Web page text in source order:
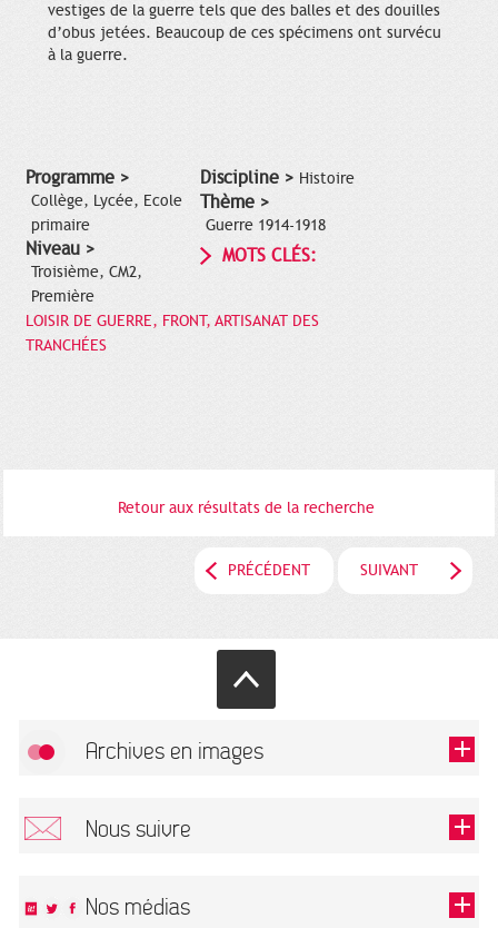
vestiges de la guerre tels que des balles et des douilles
d’obus jetées. Beaucoup de ces spécimens ont survécu
à la guerre.
Programme >
Collège, Lycée, Ecole
primaire
Niveau >
Troisième, CM2,
Première
Discipline > Histoire
Thème >
Guerre 1914-1918
MOTS CLÉS:
LOISIR DE GUERRE, FRONT, ARTISANAT DES
TRANCHÉES
Retour aux résultats de la recherche
PRÉCÉDENT SUIVANT
Archives en images
Nous suivre
Nos médias